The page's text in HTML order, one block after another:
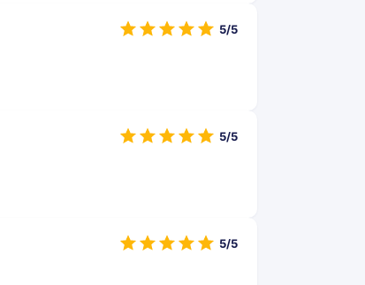
5/5
5/5
5/5